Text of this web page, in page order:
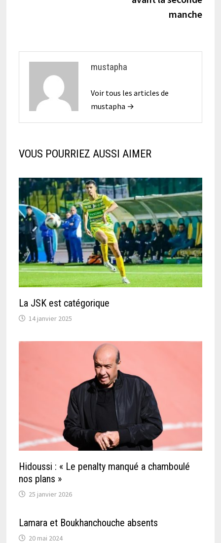
manche
mustapha
Voir tous les articles de
mustapha →
VOUS POURRIEZ AUSSI AIMER
La JSK est catégorique
14 janvier 2025
Hidoussi : « Le penalty manqué a chamboulé
nos plans »
25 janvier 2026
Lamara et Boukhanchouche absents
20 mai 2024